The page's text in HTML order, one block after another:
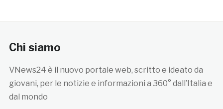
Chi siamo
VNews24 è il nuovo portale web, scritto e ideato da
giovani, per le notizie e informazioni a 360° dall’Italia e
dal mondo